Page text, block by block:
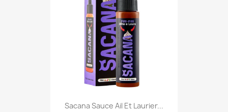
Sacana Sauce Ail Et Laurier...